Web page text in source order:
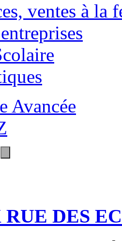
ventes à la
Avancée
DES